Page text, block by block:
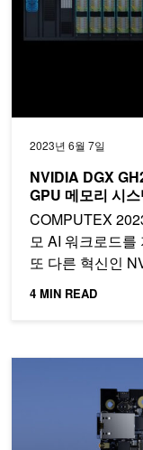
2023년 6월 7일
NVIDIA DGX
GPU 메모리 시
COMPUTEX
모 AI 워크로드를
또 다른 혁신인
4 MIN READ